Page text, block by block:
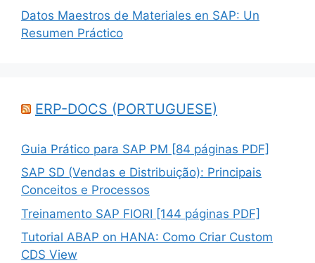
Datos Maestros de Materiales en SAP: Un
Resumen Práctico
ERP-DOCS (PORTUGUESE)
Guia Prático para SAP PM [84 páginas PDF]
SAP SD (Vendas e Distribuição): Principais
Conceitos e Processos
Treinamento SAP FIORI [144 páginas PDF]
Tutorial ABAP on HANA: Como Criar Custom
CDS View